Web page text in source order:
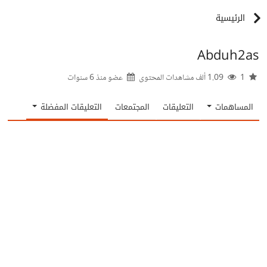
الرئيسية
Abduh2as
عضو منذ6 سنوات
المساهمات التعليقات المجتمعات التعليقات المفضلة